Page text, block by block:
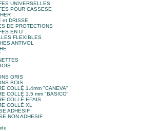
UNIVERSELLES
POUR CASSESE
et DRISSE
DE PROTECTIONS
EN U
FLEXIBLES
ANTIVOL
GRIS
BOIS
COLLÉ 1.4mm "CANEVA"
COLLÉ 1.5 mm "BASICO"
COLLÉ EPAIS
COLLÉ XL
ADHESIF
NON ADHESIF